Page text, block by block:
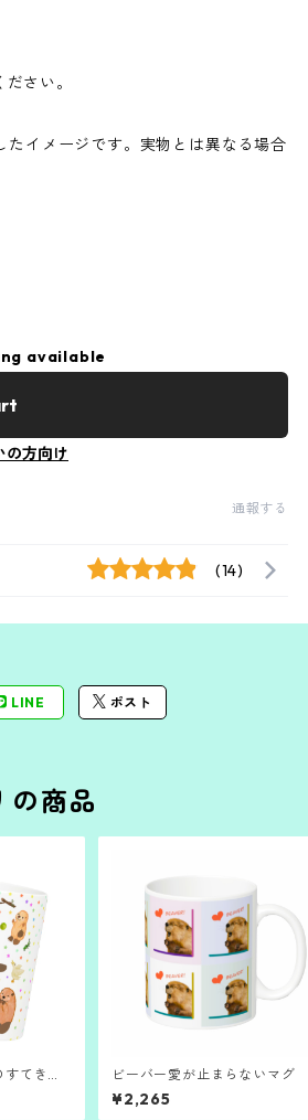
さい。
イメージです。実物とは異なる場合
available
の方向け
通報する
(14)
LINE ポスト
の商品
てきな
ビーバー愛が止まらないマグ
¥2,265